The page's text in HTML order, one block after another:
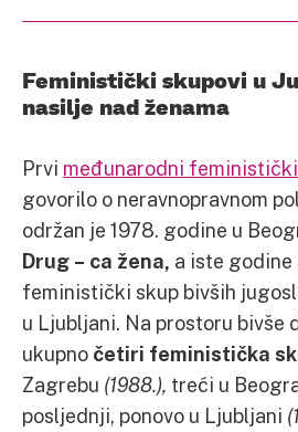
Feministički skupovi u
nasilje nad ženama
Prvi međunarodni
govorilo o neravnopravnom
održan je 1978. godine u
Drug – ca žena, a iste godine
feministički skup bivših
u Ljubljani. Na prostoru bivše
ukupno četiri feministička
Zagrebu (1988.), treći u
posljednji, ponovo u Ljubljani